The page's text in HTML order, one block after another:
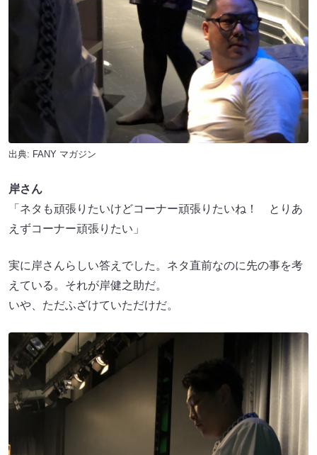
出典: FANY マガジン
岸さん
「ネタも頑張りたいけどコーナー頑張りたいね！ とりあ
えずコーナー頑張りたい」
実に岸さんらしい答えでした。ネタ直前なのに先の事を考
えている。それが岸健之助だ。
いや、ただふざけていただけだ。